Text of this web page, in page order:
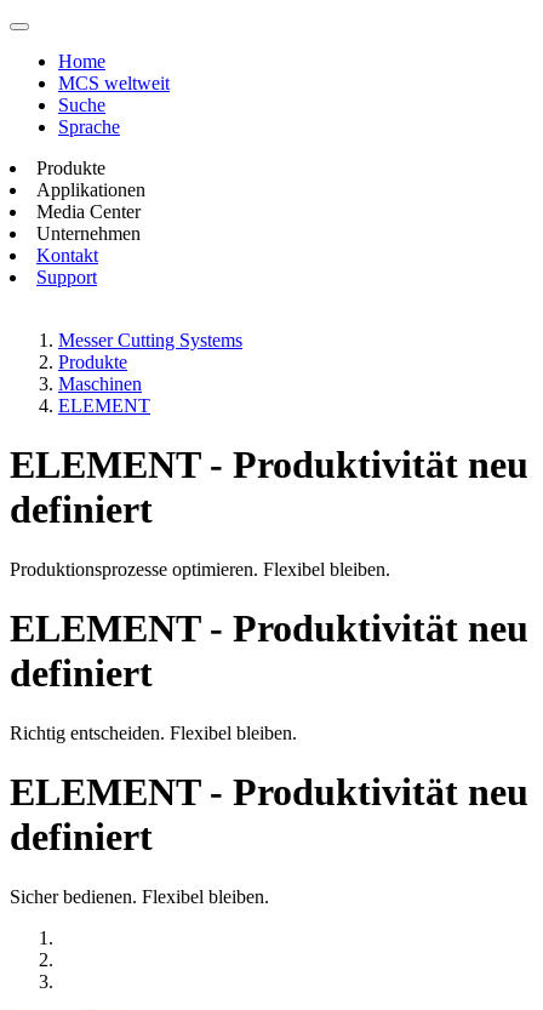
Home
MCS weltweit
Suche
Sprache
Produkte
Applikationen
Media Center
Unternehmen
Kontakt
Support
Messer Cutting Systems
Produkte
Maschinen
ELEMENT
ELEMENT - Produktivität neu
definiert
Produktionsprozesse optimieren. Flexibel bleiben.
ELEMENT - Produktivität neu
definiert
Richtig entscheiden. Flexibel bleiben.
ELEMENT - Produktivität neu
definiert
Sicher bedienen. Flexibel bleiben.